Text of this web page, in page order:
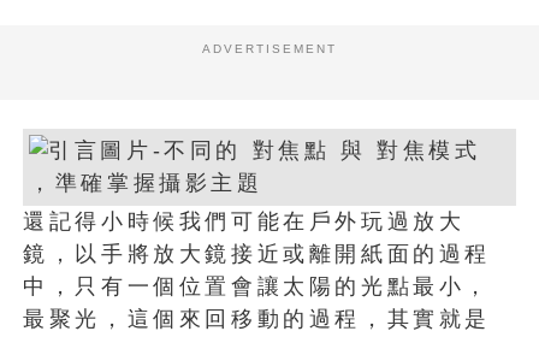
ADVERTISEMENT
還記得小時候我們可能在戶外玩過放大
鏡，以手將放大鏡接近或離開紙面的過程
中，只有一個位置會讓太陽的光點最小，
最聚光，這個來回移動的過程，其實就是